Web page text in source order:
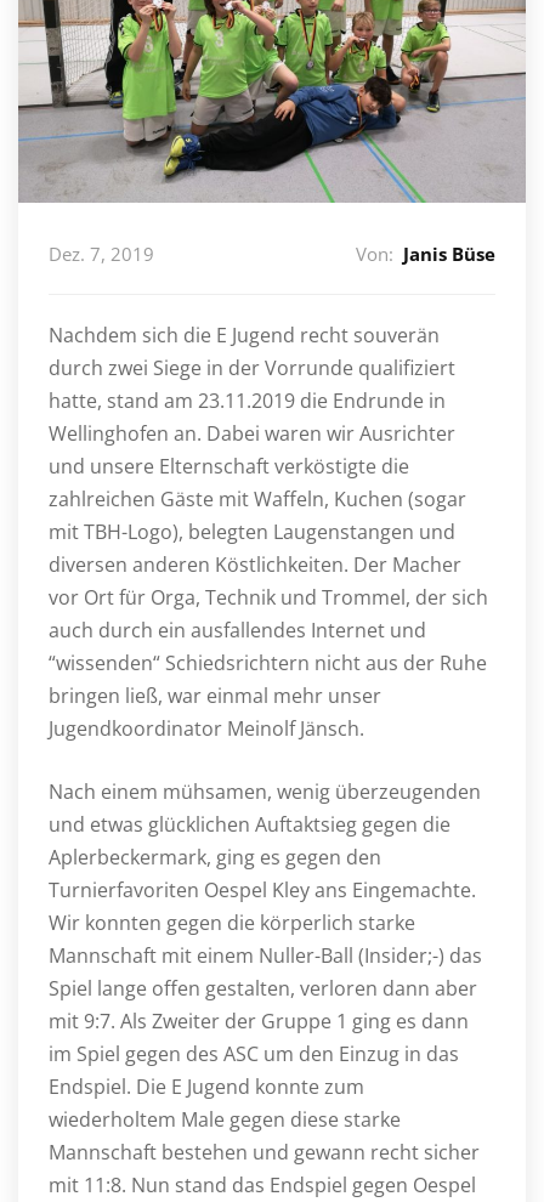
Dez. 7, 2019 Von: Janis Büse
Nachdem sich die E Jugend recht souverän
durch zwei Siege in der Vorrunde qualifiziert
hatte, stand am 23.11.2019 die Endrunde in
Wellinghofen an. Dabei waren wir Ausrichter
und unsere Elternschaft verköstigte die
zahlreichen Gäste mit Waffeln, Kuchen (sogar
mit TBH-Logo), belegten Laugenstangen und
diversen anderen Köstlichkeiten. Der Macher
vor Ort für Orga, Technik und Trommel, der sich
auch durch ein ausfallendes Internet und
“wissenden“ Schiedsrichtern nicht aus der Ruhe
bringen ließ, war einmal mehr unser
Jugendkoordinator Meinolf Jänsch.
Nach einem mühsamen, wenig überzeugenden
und etwas glücklichen Auftaktsieg gegen die
Aplerbeckermark, ging es gegen den
Turnierfavoriten Oespel Kley ans Eingemachte.
Wir konnten gegen die körperlich starke
Mannschaft mit einem Nuller-Ball (Insider;-) das
Spiel lange offen gestalten, verloren dann aber
mit 9:7. Als Zweiter der Gruppe 1 ging es dann
im Spiel gegen des ASC um den Einzug in das
Endspiel. Die E Jugend konnte zum
wiederholtem Male gegen diese starke
Mannschaft bestehen und gewann recht sicher
mit 11:8. Nun stand das Endspiel gegen Oespel